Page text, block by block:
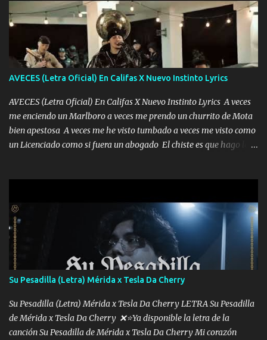
AVECES (Letra Oficial) En Califas X Nuevo Instinto Lyrics
AVECES (Letra Oficial) En Califas X Nuevo Instinto Lyrics A veces
me enciendo un Marlboro a veces me prendo un churrito de Mota
bien apestosa A veces me he visto tumbado a veces me visto como
un Licenciado como si fuera un abogado El chiste es que hago lo
corriente no quieren verte subir de level trucha mis plebes Música
A veces me pongo un sombrero a veces me ven la cachucha de lado
con la mirada siempre en alto A veces me fajó una super o a veces
me fajó una Glock siempre armado todas las generaciones yo
traigo El chiste es que hago lo que quiero pues así soy me mandó
yo tengo el control a todos yo les paro el dedo soy hocicon un
malcriado un malandrón Que Les importa no saben nada falsas
las risas las que me miran hay gente corriente no quieren ve...
Su Pesadilla (Letra) Mérida x Tesla Da Cherry
Su Pesadilla (Letra) Mérida x Tesla Da Cherry LETRA Su Pesadilla
de Mérida x Tesla Da Cherry ❌⭐Ya disponible la letra de la
canción Su Pesadilla de Mérida x Tesla Da Cherry Mi corazón